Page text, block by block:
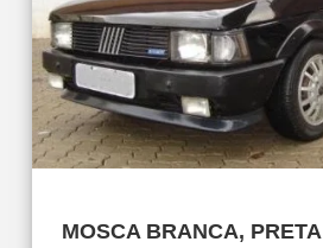
MOSCA BRANCA, PRETA